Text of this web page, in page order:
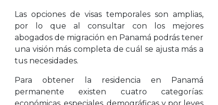
Las opciones de visas temporales son amplias,
por lo que al consultar con los mejores
abogados de migración en Panamá podrás tener
una visión más completa de cuál se ajusta más a
tus necesidades.
Para obtener la residencia en Panamá
permanente existen cuatro categorías:
económicas, especiales, demográficas y por leyes